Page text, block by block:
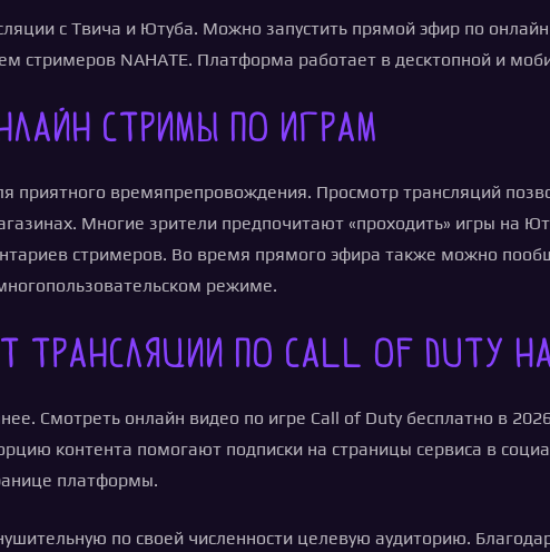
с Твича и Ютуба. Можно запустить прямой эфир по
стримеров NAHATE. Платформа работает в десктопной и
стримы по играм
приятного времяпрепровождения. Просмотр трансляций
Многие зрители предпочитают «проходить» игры на
стримеров. Во время прямого эфира также можно
режиме.
трансляции по Call of Duty
Смотреть онлайн видео по игре Call of Duty бесплатно в
контента помогают подписки на страницы сервиса в
платформы.
по своей численности целевую аудиторию.